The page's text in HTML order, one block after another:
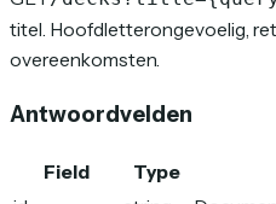
titel. Hoofdletterongevoelig,
overeenkomsten.
Antwoordvelden
Field Type